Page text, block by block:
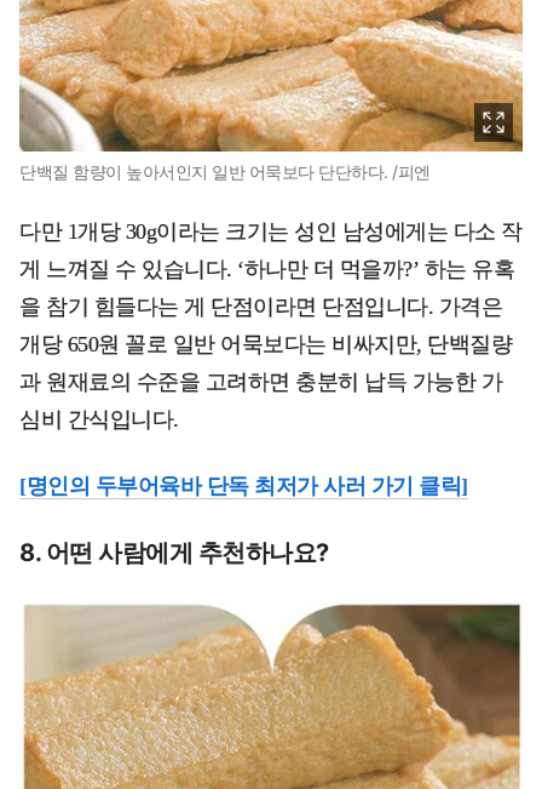
단백질 함량이 높아서인지 일반 어묵보다 단단하다. /피엔
다만 1개당 30g이라는 크기는 성인 남성에게는 다소 작
게 느껴질 수 있습니다. ‘하나만 더 먹을까?’ 하는 유혹
을 참기 힘들다는 게 단점이라면 단점입니다. 가격은
개당 650원 꼴로 일반 어묵보다는 비싸지만, 단백질량
과 원재료의 수준을 고려하면 충분히 납득 가능한 가
심비 간식입니다.
[명인의 두부어육바 단독 최저가 사러 가기 클릭]
8. 어떤 사람에게 추천하나요?